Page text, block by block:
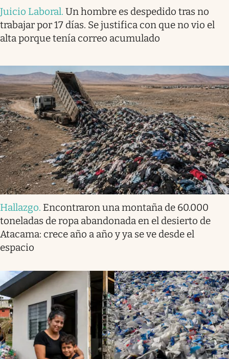
Juicio Laboral. Un hombre es despedido tras no
trabajar por 17 días. Se justifica con que no vio el
alta porque tenía correo acumulado
Hallazgo. Encontraron una montaña de 60.000
toneladas de ropa abandonada en el desierto de
Atacama: crece año a año y ya se ve desde el
espacio